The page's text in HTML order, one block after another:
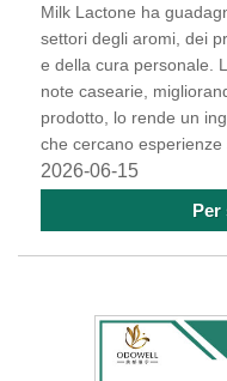
Milk Lactone ha
settori degli aromi, dei
e della cura personale.
note casearie,
prodotto, lo rende un
che cercano esperienze
2026-06-15
Per